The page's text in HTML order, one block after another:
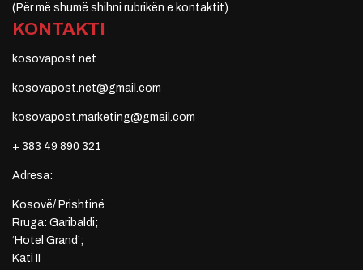
(Për më shumë shihni rubrikën e kontaktit)
KONTAKTI
kosovapost.net
kosovapost.net@gmail.com
kosovapost.marketing@gmail.com
+ 383 49 890 321
Adresa:
Kosovë/ Prishtinë
Rruga: Garibaldi;
‘Hotel Grand’;
Kati II